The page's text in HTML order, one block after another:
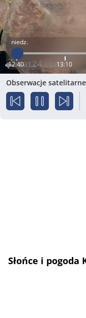
niedz.
12:40 13:10
Obserwacje
Słońce i pogoda